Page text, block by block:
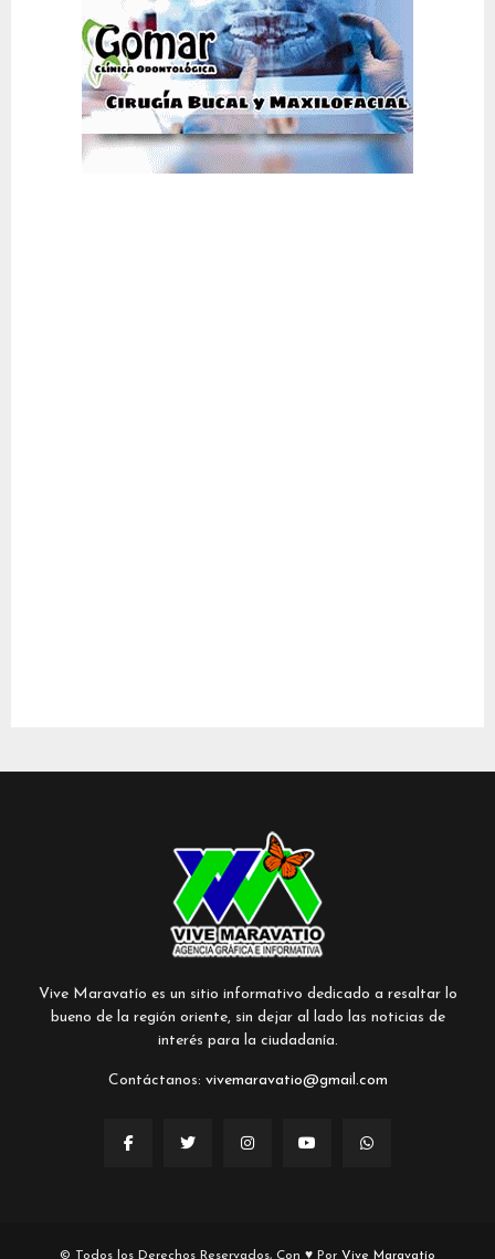
Vive Maravatío es un sitio informativo dedicado a resaltar lo
bueno de la región oriente, sin dejar al lado las noticias de
interés para la ciudadanía.
Contáctanos: vivemaravatio@gmail.com
© Todos los Derechos Reservados, Con ♥ Por Vive Maravatío